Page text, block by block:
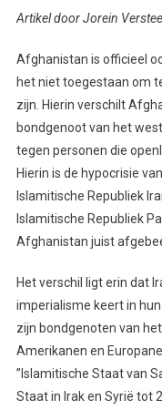
Artikel door Jorein
Afghanistan is officieel
het niet toegestaan om
zijn. Hierin verschilt
bondgenoot van het
tegen personen die
Hierin is de hypocrisie
Islamitische Republiek
Islamitische Republiek
Afghanistan juist
Het verschil ligt erin dat
imperialisme keert in
zijn bondgenoten van
Amerikanen en
”Islamitische Staat van
Staat in Irak en Syrië tot